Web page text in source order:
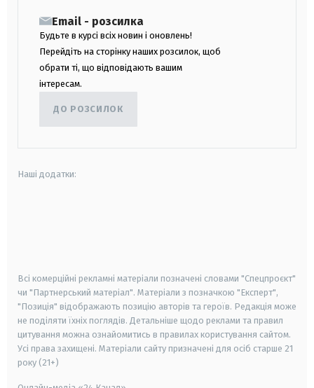
Email - розсилка
Будьте в курсі всіх новин і оновлень!
Перейдіть на сторінку наших розсилок, щоб
обрати ті, що відповідають вашим
інтересам.
ДО РОЗСИЛОК
Наші додатки:
Всі комерційні рекламні матеріали позначені словами "Спецпроєкт"
чи "Партнерський матеріал". Матеріали з позначкою "Експерт",
"Позиція" відображають позицію авторів та героїв. Редакція може
не поділяти їхніх поглядів. Детальніше щодо реклами та правил
цитування можна ознайомитись в правилах користування сайтом.
Усі права захищені. Матеріали сайту призначені для осіб старше 21
року (21+)